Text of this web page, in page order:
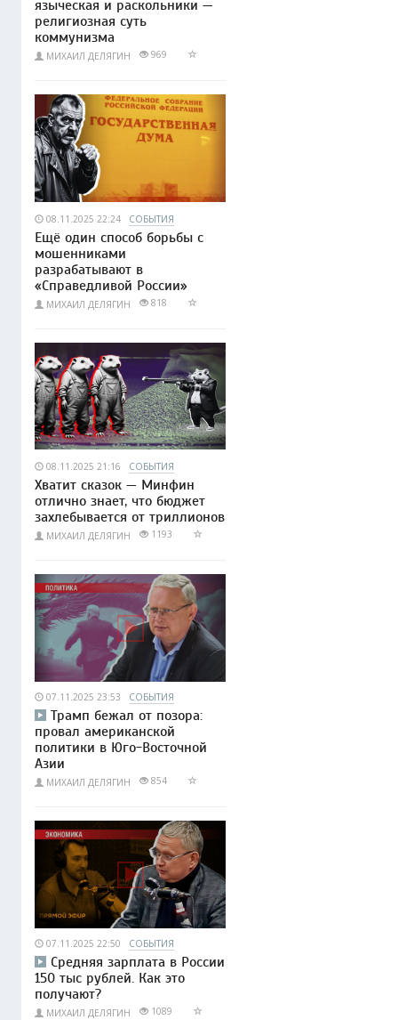
языческая и раскольники —
религиозная суть
коммунизма
МИХАИЛ ДЕЛЯГИН 969
08.11.2025 22:24 СОБЫТИЯ
Ещё один способ борьбы с
мошенниками
разрабатывают в
«Справедливой России»
МИХАИЛ ДЕЛЯГИН 818
08.11.2025 21:16 СОБЫТИЯ
Хватит сказок — Минфин
отлично знает, что бюджет
захлебывается от триллионов
МИХАИЛ ДЕЛЯГИН 1193
07.11.2025 23:53 СОБЫТИЯ
Трамп бежал от позора:
провал американской
политики в Юго-Восточной
Азии
МИХАИЛ ДЕЛЯГИН 854
07.11.2025 22:50 СОБЫТИЯ
Средняя зарплата в России
150 тыс рублей. Как это
получают?
МИХАИЛ ДЕЛЯГИН 1089